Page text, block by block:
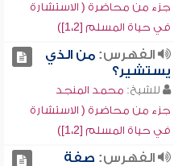
جزء من محاضرة ( الاستشارة
في حياة المسلم [1،2])
الفهرس:من الذي
يستشير؟
للشيخ: محمد المنجد
جزء من محاضرة ( الاستشارة
في حياة المسلم [1،2])
الفهرس: صفة